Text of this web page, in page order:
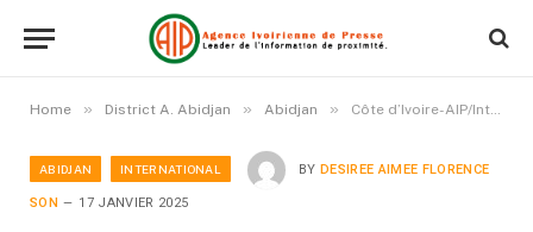
Home » District A. Abidjan » Abidjan » Côte d’Ivoire-AIP/Inter/ Une nouvelle équipe gouvernementale avec 10 entrants et six sortants au Gabon
ABIDJAN INTERNATIONAL BY DESIREE AIMEE FLORENCE
SON 17 JANVIER 2025